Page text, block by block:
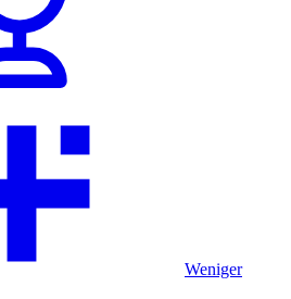
Weniger